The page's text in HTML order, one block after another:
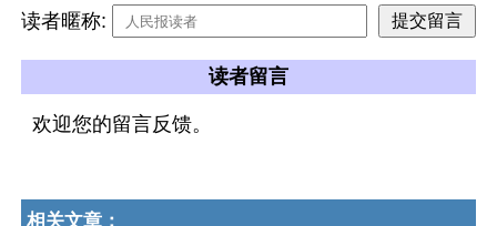
读者暱称:
读者留言
欢迎您的留言反馈。
相关文章：